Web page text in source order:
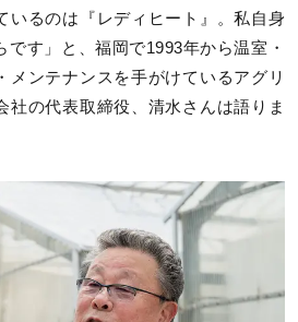
いるのは『レディヒート』。私自身
です」と、福岡で1993年から温室・
メンテナンスを手がけているアグリ
社の代表取締役、清水さんは語りま